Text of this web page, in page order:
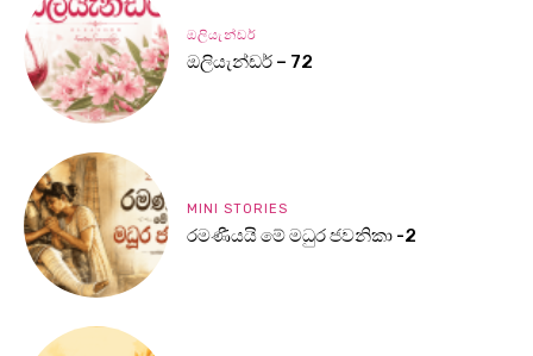
ඔලියැන්ඩර්
ඔලියැන්ඩර් – 72
MINI STORIES
රමණීයයි මේ මධුර ජවනිකා -2